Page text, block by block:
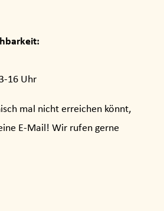
16 Uhr
mal nicht erreichen könnt,
E-Mail! Wir rufen gerne